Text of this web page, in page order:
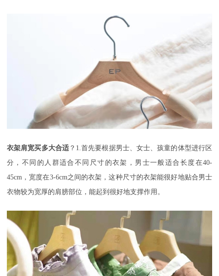
衣架肩宽买多大合适？ 1.首先要根据男士、女士、孩童的体型进行区
分，不同的人群适合不同尺寸的衣架，男士一般适合长度在40-
45cm，宽度在3-6cm之间的衣架，这种尺寸的衣架能很好地贴合男士
衣物较为宽厚的肩膀部位，能起到很好地支撑作用。